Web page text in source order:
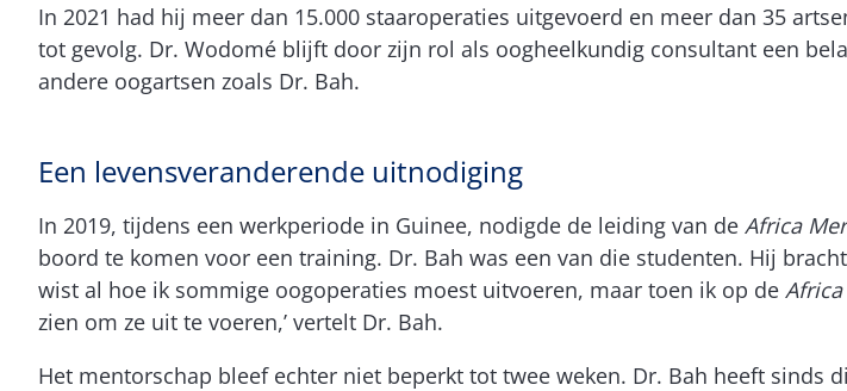
In 2021 had hij meer dan 15.000 staaroperaties uitgevoerd en meer dan 35
tot gevolg. Dr. Wodomé blijft door zijn rol als oogheelkundig consultant een
andere oogartsen zoals Dr. Bah.
Een levensveranderende uitnodiging
In 2019, tijdens een werkperiode in Guinee, nodigde de leiding van de Africa
boord te komen voor een training. Dr. Bah was een van die studenten. Hij
wist al hoe ik sommige oogoperaties moest uitvoeren, maar toen ik op de
zien om ze uit te voeren,’ vertelt Dr. Bah.
Het mentorschap bleef echter niet beperkt tot twee weken. Dr. Bah heeft sinds